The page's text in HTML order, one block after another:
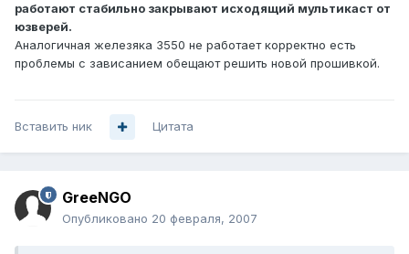
работают стабильно закрывают исходящий мультикаст от
юзверей.
Аналогичная железяка 3550 не работает корректно есть
проблемы с зависанием обещают решить новой прошивкой.
Вставить ник Цитата
GreeNGO
Опубликовано 20 февраля, 2007